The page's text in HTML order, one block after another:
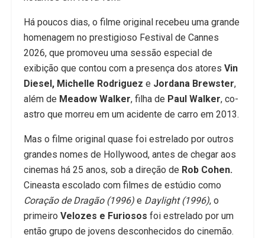
Há poucos dias, o filme original recebeu uma grande
homenagem no prestigioso Festival de Cannes
2026, que promoveu uma sessão especial de
exibição que contou com a presença dos atores Vin
Diesel, Michelle Rodriguez e Jordana Brewster,
além de Meadow Walker, filha de Paul Walker, co-
astro que morreu em um acidente de carro em 2013.
Mas o filme original quase foi estrelado por outros
grandes nomes de Hollywood, antes de chegar aos
cinemas há 25 anos, sob a direção de Rob Cohen.
Cineasta escolado com filmes de estúdio como
Coração de Dragão (1996) e Daylight (1996), o
primeiro Velozes e Furiosos foi estrelado por um
então grupo de jovens desconhecidos do cinemão.